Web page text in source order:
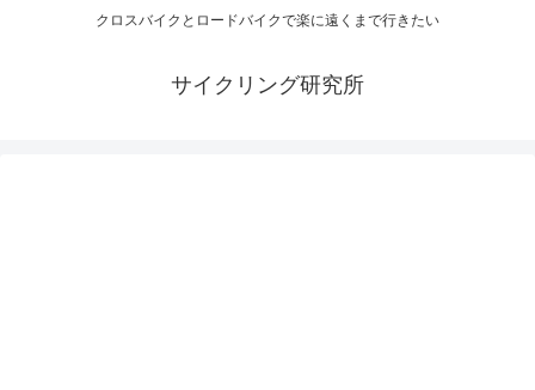
クロスバイクとロードバイクで楽に遠くまで行きたい
サイクリング研究所